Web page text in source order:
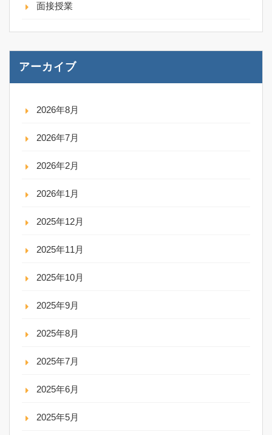
面接授業
アーカイブ
2026年8月
2026年7月
2026年2月
2026年1月
2025年12月
2025年11月
2025年10月
2025年9月
2025年8月
2025年7月
2025年6月
2025年5月